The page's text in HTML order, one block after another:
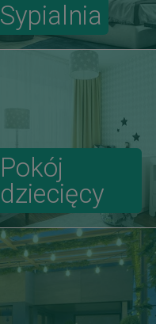
Sypialnia
Pokój
dziecięcy